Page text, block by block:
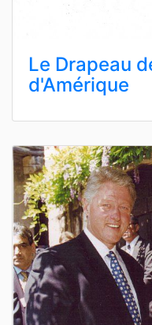
Le Drapeau
d'Amérique